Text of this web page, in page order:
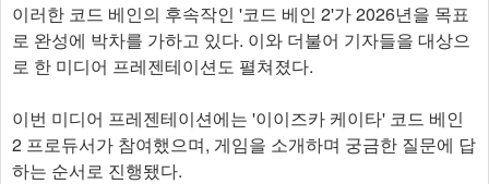
이러한 코드 베인의 후속작인 '코드 베인 2'가 2026년을 목표
로 완성에 박차를 가하고 있다. 이와 더불어 기자들을 대상으
로 한 미디어 프레젠테이션도 펼쳐졌다.
이번 미디어 프레젠테이션에는 '이이즈카 케이타' 코드 베인
2 프로듀서가 참여했으며, 게임을 소개하며 궁금한 질문에 답
하는 순서로 진행됐다.